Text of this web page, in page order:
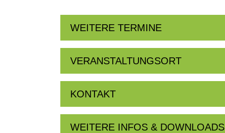
WEITERE TERMINE
VERANSTALTUNGSORT
KONTAKT
WEITERE INFOS & DOWNLOADS